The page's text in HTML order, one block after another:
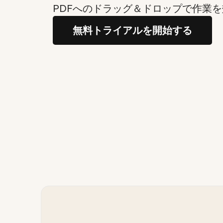
PDFへのドラッグ＆ドロップで作業
無料トライアルを開始する